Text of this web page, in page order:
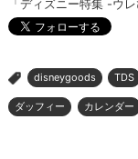
「ディズニー特集 -ウ
> disneygoods TDS
ダッフィー カレンダー